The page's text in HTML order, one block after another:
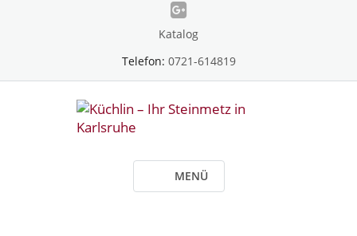
Katalog
Telefon: 0721-614819
MENÜ